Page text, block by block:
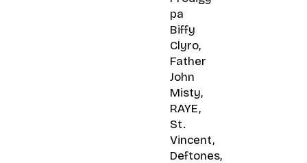
pa
Biffy
Clyro,
Father
John
Misty,
RAYE,
St.
Vincent,
Deftones,